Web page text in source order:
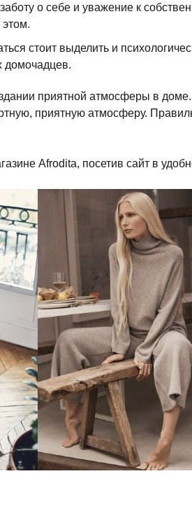
о себе и уважение к
стоит выделить и
домочадцев.
приятной атмосферы в
приятную атмосферу.
Afrodita, посетив сайт в